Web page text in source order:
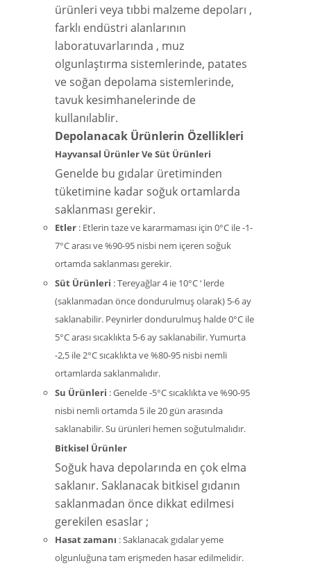
ürünleri veya tıbbi malzeme depoları ,
farklı endüstri alanlarının
laboratuvarlarında , muz
olgunlaştırma sistemlerinde, patates
ve soğan depolama sistemlerinde,
tavuk kesimhanelerinde de
kullanılablir.
Depolanacak Ürünlerin Özellikleri
Hayvansal Ürünler Ve Süt Ürünleri
Genelde bu gıdalar üretiminden
tüketimine kadar soğuk ortamlarda
saklanması gerekir.
Etler : Etlerin taze ve kararmaması için 0°C ile -1-
7°C arası ve %90-95 nisbi nem içeren soğuk
ortamda saklanması gerekir.
Süt Ürünleri : Tereyağlar 4 ie 10°C ‘ lerde
(saklanmadan önce dondurulmuş olarak) 5-6 ay
saklanabilir. Peynirler dondurulmuş halde 0°C ile
5°C arası sıcaklıkta 5-6 ay saklanabilir. Yumurta
-2,5 ile 2°C sıcaklıkta ve %80-95 nisbi nemli
ortamlarda saklanmalıdır.
Su Ürünleri : Genelde -5°C sıcaklıkta ve %90-95
nisbi nemli ortamda 5 ile 20 gün arasında
saklanabilir. Su ürünleri hemen soğutulmalıdır.
Bitkisel Ürünler
Soğuk hava depolarında en çok elma
saklanır. Saklanacak bitkisel gıdanın
saklanmadan önce dikkat edilmesi
gerekilen esaslar ;
Hasat zamanı : Saklanacak gıdalar yeme
olgunluğuna tam erişmeden hasar edilmelidir.